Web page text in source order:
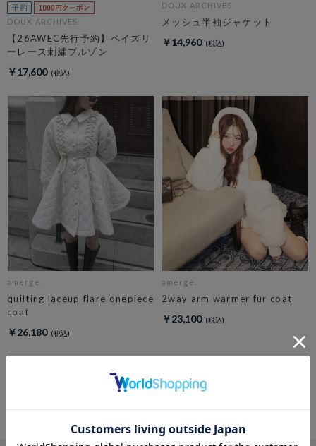
DOUX ARCHIVES
【26AWEC先行予約】ペイズリ
ーレース刺繍ブルゾン
￥17,600
DOUX ARCHIVES
メッシュ半袖ジャケット
￥14,960
amerge.
quilting laceup flare onepiece
coat
￥26,180
amerge.
2way arm warmer fur coat
￥23,100